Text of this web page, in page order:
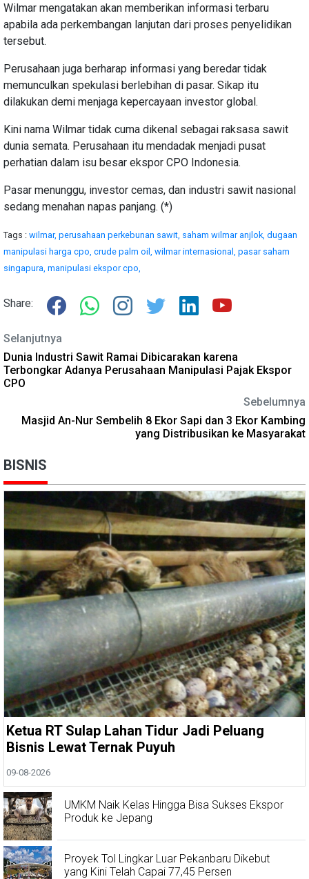
Wilmar mengatakan akan memberikan informasi terbaru
apabila ada perkembangan lanjutan dari proses penyelidikan
tersebut.
Perusahaan juga berharap informasi yang beredar tidak
memunculkan spekulasi berlebihan di pasar. Sikap itu
dilakukan demi menjaga kepercayaan investor global.
Kini nama Wilmar tidak cuma dikenal sebagai raksasa sawit
dunia semata. Perusahaan itu mendadak menjadi pusat
perhatian dalam isu besar ekspor CPO Indonesia.
Pasar menunggu, investor cemas, dan industri sawit nasional
sedang menahan napas panjang. (*)
Tags : wilmar, perusahaan perkebunan sawit, saham wilmar anjlok, dugaan
manipulasi harga cpo, crude palm oil, wilmar internasional, pasar saham
singapura, manipulasi ekspor cpo,
Share:
Selanjutnya
Dunia Industri Sawit Ramai Dibicarakan karena
Terbongkar Adanya Perusahaan Manipulasi Pajak Ekspor
CPO
Sebelumnya
Masjid An-Nur Sembelih 8 Ekor Sapi dan 3 Ekor Kambing
yang Distribusikan ke Masyarakat
BISNIS
Ketua RT Sulap Lahan Tidur Jadi Peluang
Bisnis Lewat Ternak Puyuh
09-08-2026
UMKM Naik Kelas Hingga Bisa Sukses Ekspor
Produk ke Jepang
Proyek Tol Lingkar Luar Pekanbaru Dikebut
yang Kini Telah Capai 77,45 Persen